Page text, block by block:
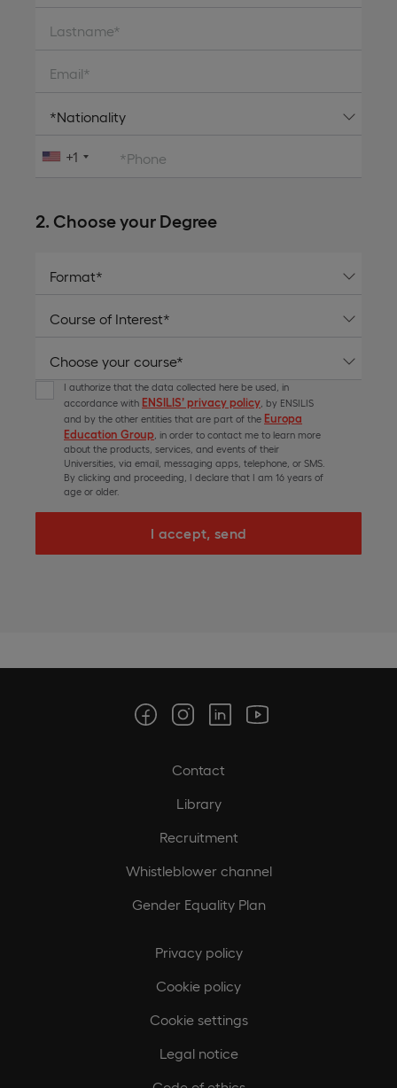
Lastname*
Email*
*Phone
+1
2. Choose your Degree
I authorize that the data collected here be used, in
accordance with ENSILIS’ privacy policy , by ENSILIS
and by the other entities that are part of the Europa
Education Group , in order to contact me to learn more
about the products, services, and events of their
Universities, via email, messaging apps, telephone, or SMS.
By clicking and proceeding, I declare that I am 16 years of
age or older.
I accept, send
Contact
Library
Recruitment
Whistleblower channel
Gender Equality Plan
Privacy policy
Cookie policy
Cookie settings
Legal notice